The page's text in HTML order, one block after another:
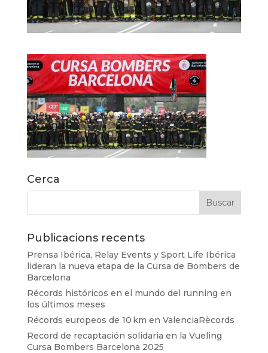
Cerca
Publicacions recents
Prensa Ibérica, Relay Events y Sport Life Ibérica
lideran la nueva etapa de la Cursa de Bombers de
Barcelona
Récords históricos en el mundo del running en
los últimos meses
Récords europeos de 10 km en ValenciaRècords
Record de recaptación solidaria en la Vueling
Cursa Bombers Barcelona 2025